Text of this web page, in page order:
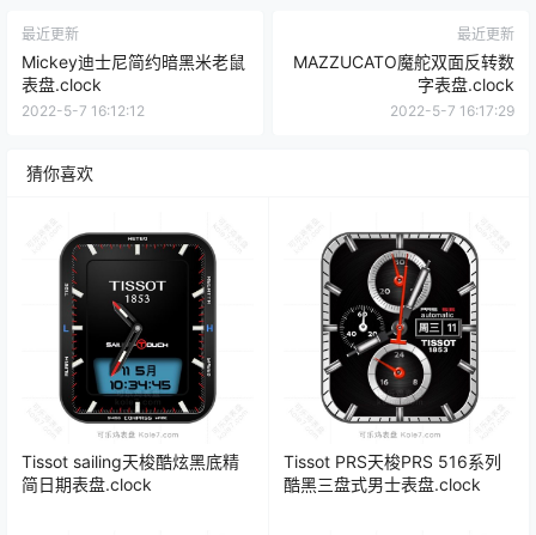
最近更新
Mickey迪士尼简约暗黑米老鼠
表盘.clock
2022-5-7 16:12:12
最近更新
MAZZUCATO魔舵双面反转数
字表盘.clock
2022-5-7 16:17:29
猜你喜欢
Tissot sailing天梭酷炫黑底精
简日期表盘.clock
Tissot PRS天梭PRS 516系列
酷黑三盘式男士表盘.clock